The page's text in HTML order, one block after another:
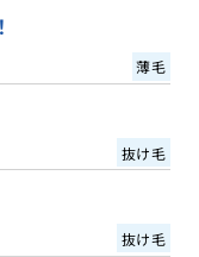
薄毛
抜け毛
抜け毛